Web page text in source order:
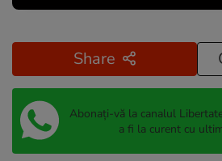
Share
Abonați-vă la canalul
a fi la curent cu